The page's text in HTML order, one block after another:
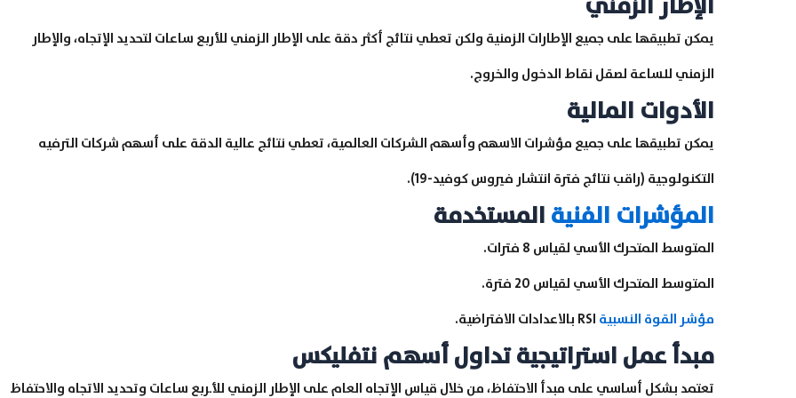
يمكن تطبيقها على جميع الإطارات الزمنية ولكن تعطي نتائج أكثر دقة على الإطار الزمني للأربع ساعات لتحديد الإتجاه، والإطار
الزمني للساعة لصقل نقاط الدخول والخروج.
الأدوات المالية
يمكن تطبيقها على جميع مؤشرات الاسهم وأسهم الشركات العالمية، تعطي نتائج عالية الدقة على أسهم شركات الترفيه
التكنولوجية (راقب نتائج فترة انتشار فيروس كوفيد-19).
المؤشرات الفنية المستخدمة
المتوسط المتحرك الأسي لقياس 8 فترات.
المتوسط المتحرك الأسي لقياس 20 فترة.
مؤشر القوة النسبية
مبدأ عمل استراتيجية تداول أسهم نتفليكس
تعتمد بشكل أساسي على مبدأ الاحتفاظ، من خلال قياس الإتجاه العام على الإطار الزمني للأـربع ساعات وتحديد الاتجاه والاحتفاظ